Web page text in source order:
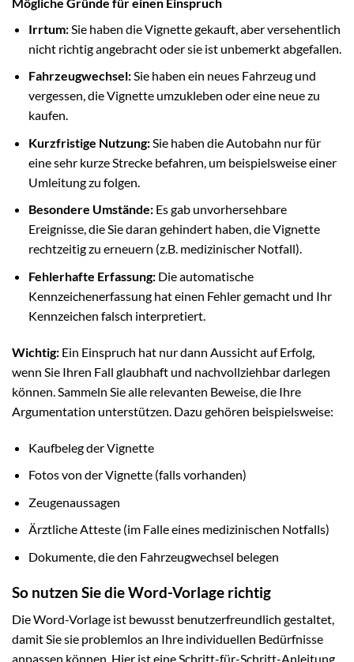
Irrtum:Sie haben die Vignette gekauft, aber versehentlich
nicht richtig angebracht oder sie ist unbemerkt abgefallen.
Fahrzeugwechsel:Sie haben ein neues Fahrzeug und
vergessen, die Vignette umzukleben oder eine neue zu
kaufen.
Kurzfristige Nutzung:Sie haben die Autobahn nur für
eine sehr kurze Strecke befahren, um beispielsweise einer
Umleitung zu folgen.
Besondere Umstände:Es gab unvorhersehbare
Ereignisse, die Sie daran gehindert haben, die Vignette
rechtzeitig zu erneuern (z.B. medizinischer Notfall).
Fehlerhafte Erfassung:Die automatische
Kennzeichenerfassung hat einen Fehler gemacht und Ihr
Kennzeichen falsch interpretiert.
Wichtig: Ein Einspruch hat nur dann Aussicht auf Erfolg,
wenn Sie Ihren Fall glaubhaft und nachvollziehbar darlegen
können. Sammeln Sie alle relevanten Beweise, die Ihre
Argumentation unterstützen. Dazu gehören beispielsweise:
Kaufbeleg der Vignette
Fotos von der Vignette (falls vorhanden)
Zeugenaussagen
Ärztliche Atteste (im Falle eines medizinischen Notfalls)
Dokumente, die den Fahrzeugwechsel belegen
So nutzen Sie die Word-Vorlage richtig
Die Word-Vorlage ist bewusst benutzerfreundlich gestaltet,
damit Sie sie problemlos an Ihre individuellen Bedürfnisse
anpassen können. Hier ist eine Schritt-für-Schritt-Anleitung,